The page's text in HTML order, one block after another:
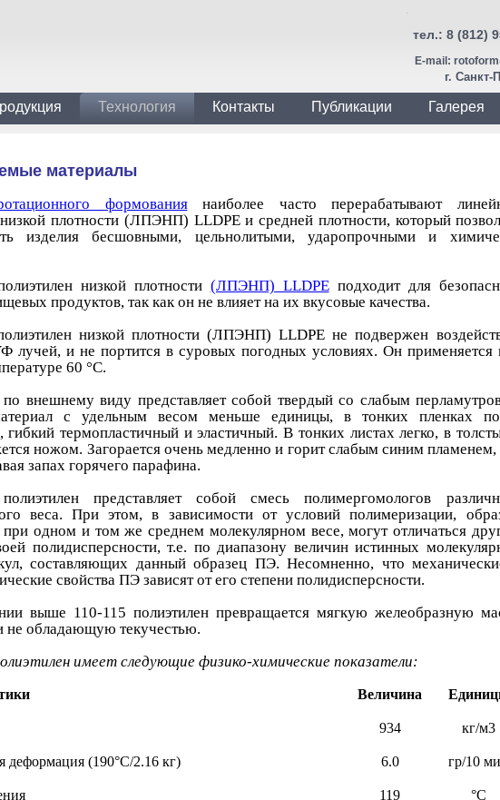
тел.: 8 (812)
E-mail:
г. Санкт-
Технология Контакты Публикации Галерея
материалы
формованиянаиболее часто перерабатывают
плотности (ЛПЭНП) LLDPE и средней плотности, который
изделия бесшовными, цельнолитыми, ударопрочными и
низкой плотности (ЛПЭНП) LLDPEподходит для
продуктов, так как он не влияет на их вкусовые качества.
низкой плотности (ЛПЭНП) LLDPE не подвержен
лучей, и не портится в суровых погодных условиях. Он применяется
60 °С.
по внешнему виду представляет собой твердый со слабым
с удельным весом меньше единицы, в тонких пленках
гибкий термопластичный и эластичный. В тонких листах легко, в
ножом. Загорается очень медленно и горит слабым синим пламенем,
запах горячего парафина.
представляет собой смесь полимергомологов
веса. При этом, в зависимости от условий полимеризации,
при одном и том же среднем молекулярном весе, могут отличаться
полидисперсности, т.е. по диапазону величин истинных
составляющих данный образец ПЭ. Несомненно, что
свойства ПЭ зависят от его степени полидисперсности.
выше 110-115 полиэтилен превращается мягкую желеобразную
не обладающую текучестью.
имеет следующие физико-химические показатели:
Величина
934 кг/м3
деформация (190°С/2.16 кг) 6.0 гр/10
119 °С